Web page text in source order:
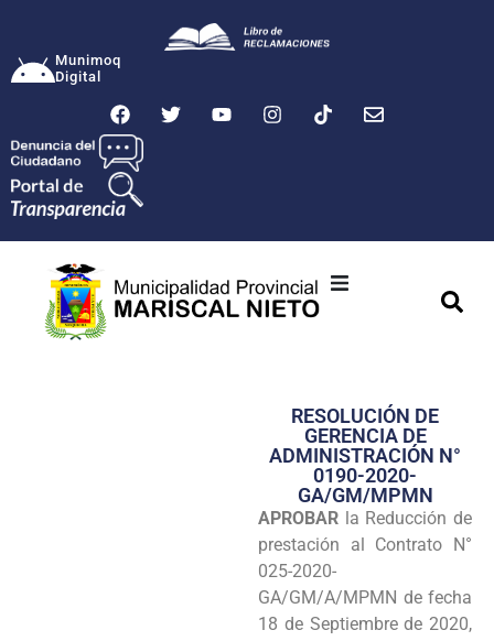
Munimoq
Digital
Transparencia
Seguridad
Programas
Intranet
RESOLUCIÓN DE
GERENCIA DE
ADMINISTRACIÓN N°
0190-2020-
GA/GM/MPMN
APROBAR la Reducción de
prestación al Contrato N°
025-2020-
GA/GM/A/MPMN de fecha
18 de Septiembre de 2020,